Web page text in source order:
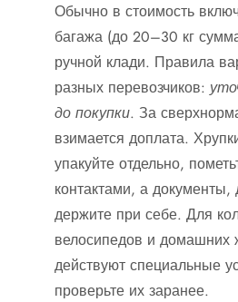
Обычно в стоимость
багажа (до 20–30 кг
ручной клади. Правила
разных перевозчиков:
до покупки. За
взимается доплата.
упакуйте отдельно,
контактами, а документы,
держите при себе. Для
велосипедов и домашних
действуют специальные
проверьте их заранее.